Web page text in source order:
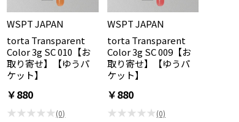
WSPT JAPAN
torta Transparent
Color 3g SC 010【お
取り寄せ】【ゆうパ
ケット】
￥880
★★★★★(0)
WSPT JAPAN
torta Transparent
Color 3g SC 009【お
取り寄せ】【ゆうパ
ケット】
￥880
★★★★★(0)